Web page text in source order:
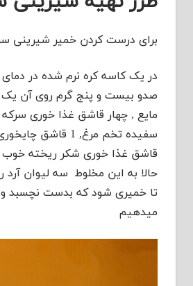
برای درست کردن خمیر شیرینی
در یک کاسه کره نرم شده در
صدو بیست و پنج گرم روی آن
مایع , چهار قاشق غذا خوری
سفیده تخم مرغ, 1
قاشق غذا خوری شکر ریخته خوب
حالا به این مخلوط سه لیوان آرد
تا خمیری شود که بدست نچسبد
میدهیم